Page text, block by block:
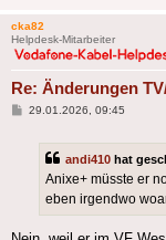
cka82
Helpdesk-Mitarbeiter
Re: Änderungen
Beitrag
29.01.2026, 09:45
andi410 hat
Anixe+ müsste er
eben irgendwo